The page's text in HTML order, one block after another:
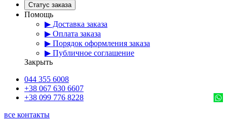
Статус заказа
Помощь
▶ Доставка заказа
▶ Оплата заказа
▶ Порядок оформления заказа
▶ Публичное соглашение
Закрыть
044 355 6008
+38 067 630 6607
+38 099 776 8228
все контакты